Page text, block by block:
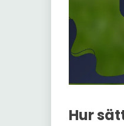
Hur